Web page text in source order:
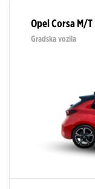
Opel Corsa M/T
Gradska vozila